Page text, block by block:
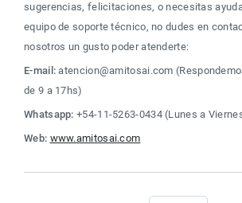
sugerencias, felicitaciones, o necesitas
equipo de soporte técnico, no dudes en
nosotros un gusto poder atenderte:
E-mail: atencion@amitosai.com
de 9 a 17hs)
Whatsapp: +54-11-5263-0434 (Lunes a
Web: www.amitosai.com